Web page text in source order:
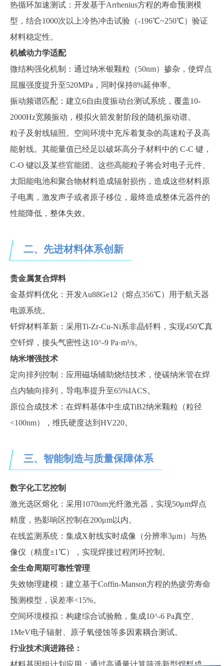
热循环加速测试：开发基于Arrhenius方程的寿命预测模
型，结合1000次以上冷热冲击试验（-196℃~250℃）验证
材料稳定性。
机械动力学适配
微结构强化机制：通过纳米银颗粒（50nm）掺杂，使焊点
屈服强度提升至520MPa，同时保持8%延伸率。
振动频谱匹配：建立6自由度振动台测试系统，覆盖10-
2000Hz宽频振动，模拟火箭发射阶段的随机振动谱。
粒子及射线辐照。 空间环境中充斥着复杂的高速粒子及高
能射线。其能量值已经足以破坏高分子材料中的 C-C 键，
C-O 键以及某些官能团。这些高能粒子将会对电子元件、
太阳能电池和聚合物材料造成辐射损伤，造成这些材料原
子电离，激发声子或者原子移位，最终造成整体元器件的
性能降低，整体失效。
二、先进材料体系创新
贵金属复合焊料
金基焊料优化：开发Au88Ge12（熔点356℃）用于航天器
电源系统。
钎焊材料革新：采用Ti-Zr-Cu-Ni系非晶钎料，实现450℃真
空钎焊，接头气密性达10^-9 Pa·m³/s。
纳米增强技术
定向排列控制：应用磁场辅助烧结技术，使碳纳米管在焊
点内轴向排列，导电率提升至65%IACS。
原位合成技术：在焊料基体中生成TiB2纳米颗粒（粒径
<100nm），维氏硬度达到HV220。
三、智能制造与质量保障体系
数字化工艺控制
激光选区熔化：采用 1070nm光纤激光器，实现50μm焊点
精度，热影响区控制在200μm以内。
在线监测系统：集成X射线实时成像（分辨率3μm）与热
像仪（精度±1℃），实现焊接过程闭环控制 。
全生命周期可靠性管理
失效物理建模：建立基于Coffin-Manson方程的热疲劳寿命
预测模型，误差率<15%。
空间环境模拟：构建综合试验舱，集成10^-6 Pa真空、
1MeV电子辐射、原子氧侵蚀等多因素耦合测试。
行业技术演进路径：
材料基因组计划应用：通过高通量计算筛选新型焊料成